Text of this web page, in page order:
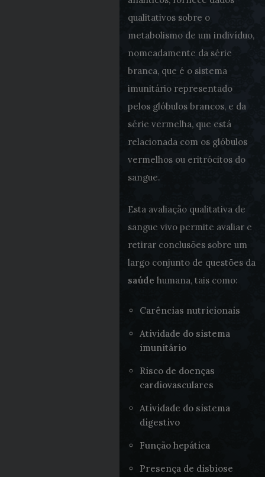
qualitativos sobre o
metabolismo de um indivíduo,
nomeadamente da série
branca, que é o sistema
imunitário representado
pelos glóbulos brancos, e da
série vermelha, que está
relacionada com os glóbulos
vermelhos ou eritrócitos do
sangue.
Esta avaliação qualitativa de
sangue vivo permite avaliar e
retirar conclusões sobre um
largo conjunto de questões da
saúde humana, tais como:
Carências nutricionais
Atividade do sistema
imunitário
Risco de doenças
cardiovasculares
Atividade do sistema
digestivo
Função hepática
Presença de disbiose